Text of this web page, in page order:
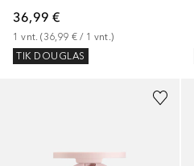
36,99 €
1 vnt. (36,99 € / 1 vnt.)
TIK DOUGLAS
+5